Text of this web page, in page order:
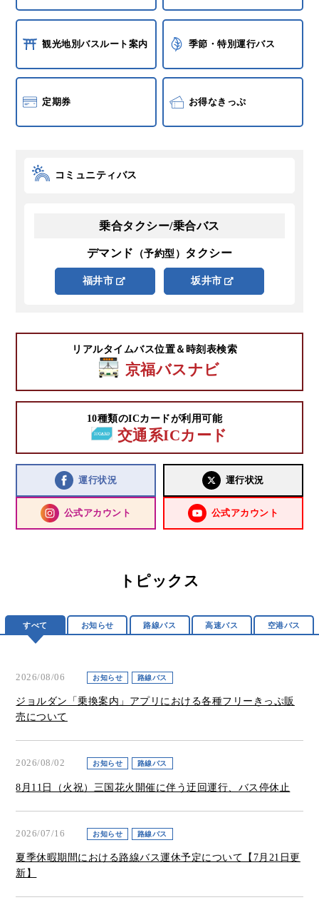
観光地別バスルート案内 季節・特別運行バス
定期券 お得なきっぷ
コミュニティバス
乗合タクシー/乗合バス
デマンド （予約型） タクシー
福井市 坂井市
リアルタイムバス位置＆時刻表検索
京福バスナビ
10種類のICカードが利用可能
交通系ICカード
運行状況 運行状況
公式アカウント 公式アカウント
トピックス
すべて お知らせ 路線バス 高速バス 空港バス
2026/08/06 お知らせ 路線バス
ジョルダン「乗換案内」アプリにおける各種フリーきっぷ販
売について
2026/08/02 お知らせ 路線バス
8月11日（火祝）三国花火開催に伴う迂回運行、バス停休止
2026/07/16 お知らせ 路線バス
夏季休暇期間における路線バス運休予定について【7月21日更
新】